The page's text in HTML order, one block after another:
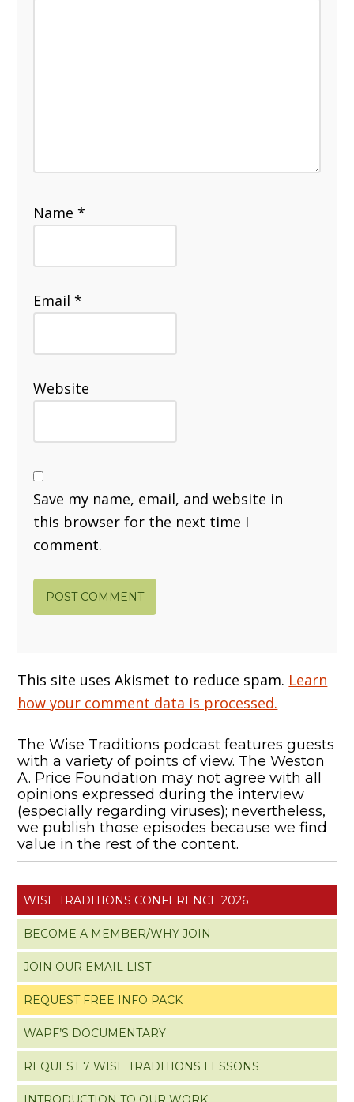
Name*
Email*
Website
Save my name, email, and website in
this browser for the next time I
comment.
This site uses Akismet to reduce spam. Learn
how your comment data is processed.
The Wise Traditions podcast features guests
with a variety of points of view. The Weston
A. Price Foundation may not agree with all
opinions expressed during the interview
(especially regarding viruses); nevertheless,
we publish those episodes because we find
value in the rest of the content.
WISE TRADITIONS CONFERENCE 2026
BECOME A MEMBER/WHY JOIN
JOIN OUR EMAIL LIST
REQUEST FREE INFO PACK
WAPF’S DOCUMENTARY
REQUEST 7 WISE TRADITIONS LESSONS